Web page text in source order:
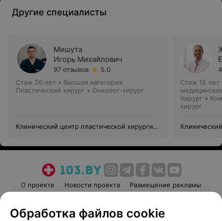
Другие специалисты
Мишута
Игорь Михайлович
97 отзывов
5.0
Стаж 26 лет • Высшая категория
Пластический хирург • Онколог-хирург
Клинический центр пластической хирургии
Стаж 15 лет
Хирург •
хирург
О проекте Новости проекта
Размещение рекламы
Пользовательское соглашение
Способы оплаты
Обработка файлов cookie